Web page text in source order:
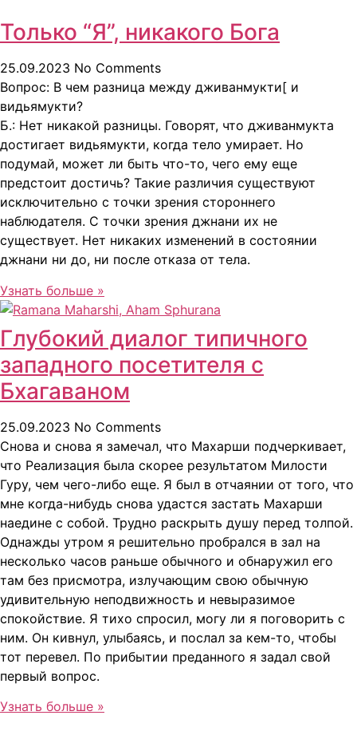
Только “Я”, никакого Бога
25.09.2023 No Comments
Вопрос: В чем разница между дживанмукти[ и
видьямукти?
Б.: Нет никакой разницы. Говорят, что дживанмукта
достигает видьямукти, когда тело умирает. Но
подумай, может ли быть что-то, чего ему еще
предстоит достичь? Такие различия существуют
исключительно с точки зрения стороннего
наблюдателя. С точки зрения джнани их не
существует. Нет никаких изменений в состоянии
джнани ни до, ни после отказа от тела.
Узнать больше »
Глубокий диалог типичного
западного посетителя с
Бхагаваном
25.09.2023 No Comments
Снова и снова я замечал, что Махарши подчеркивает,
что Реализация была скорее результатом Милости
Гуру, чем чего-либо еще. Я был в отчаянии от того, что
мне когда-нибудь снова удастся застать Махарши
наедине с собой. Трудно раскрыть душу перед толпой.
Однажды утром я решительно пробрался в зал на
несколько часов раньше обычного и обнаружил его
там без присмотра, излучающим свою обычную
удивительную неподвижность и невыразимое
спокойствие. Я тихо спросил, могу ли я поговорить с
ним. Он кивнул, улыбаясь, и послал за кем-то, чтобы
тот перевел. По прибытии преданного я задал свой
первый вопрос.
Узнать больше »